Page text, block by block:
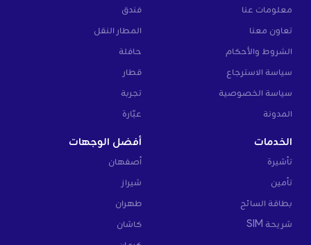
معلومات عنا
تعاون معنا
الشروط والأحكام
سياسة الاسترجاع
سياسة الخصوصية
المدونة
فندق
المطار النقل
حافلة
قطار
تجربة
عبّارة
الخدمات
تأشيرة
تأمين
بطاقة السائح
شريحة SIM
أفضل الوجهات
أصفهان
شيراز
طهران
كاشان